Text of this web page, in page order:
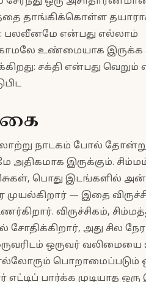
தாங்கிக்கொள்ள
பலவீனமே என்பது எல்லாம்
உண்மையாக இருக்க
சக்தி என்பது வெறும்
நாடகம் போல்
அதிகமாக இருக்கும்.
பொது இடங்களில்
— இதை
விருச்சிகம்,
அது சில
ஒருவர்
பொறாமைப்படும்
எட்டிப் பார்க்க முடியாத